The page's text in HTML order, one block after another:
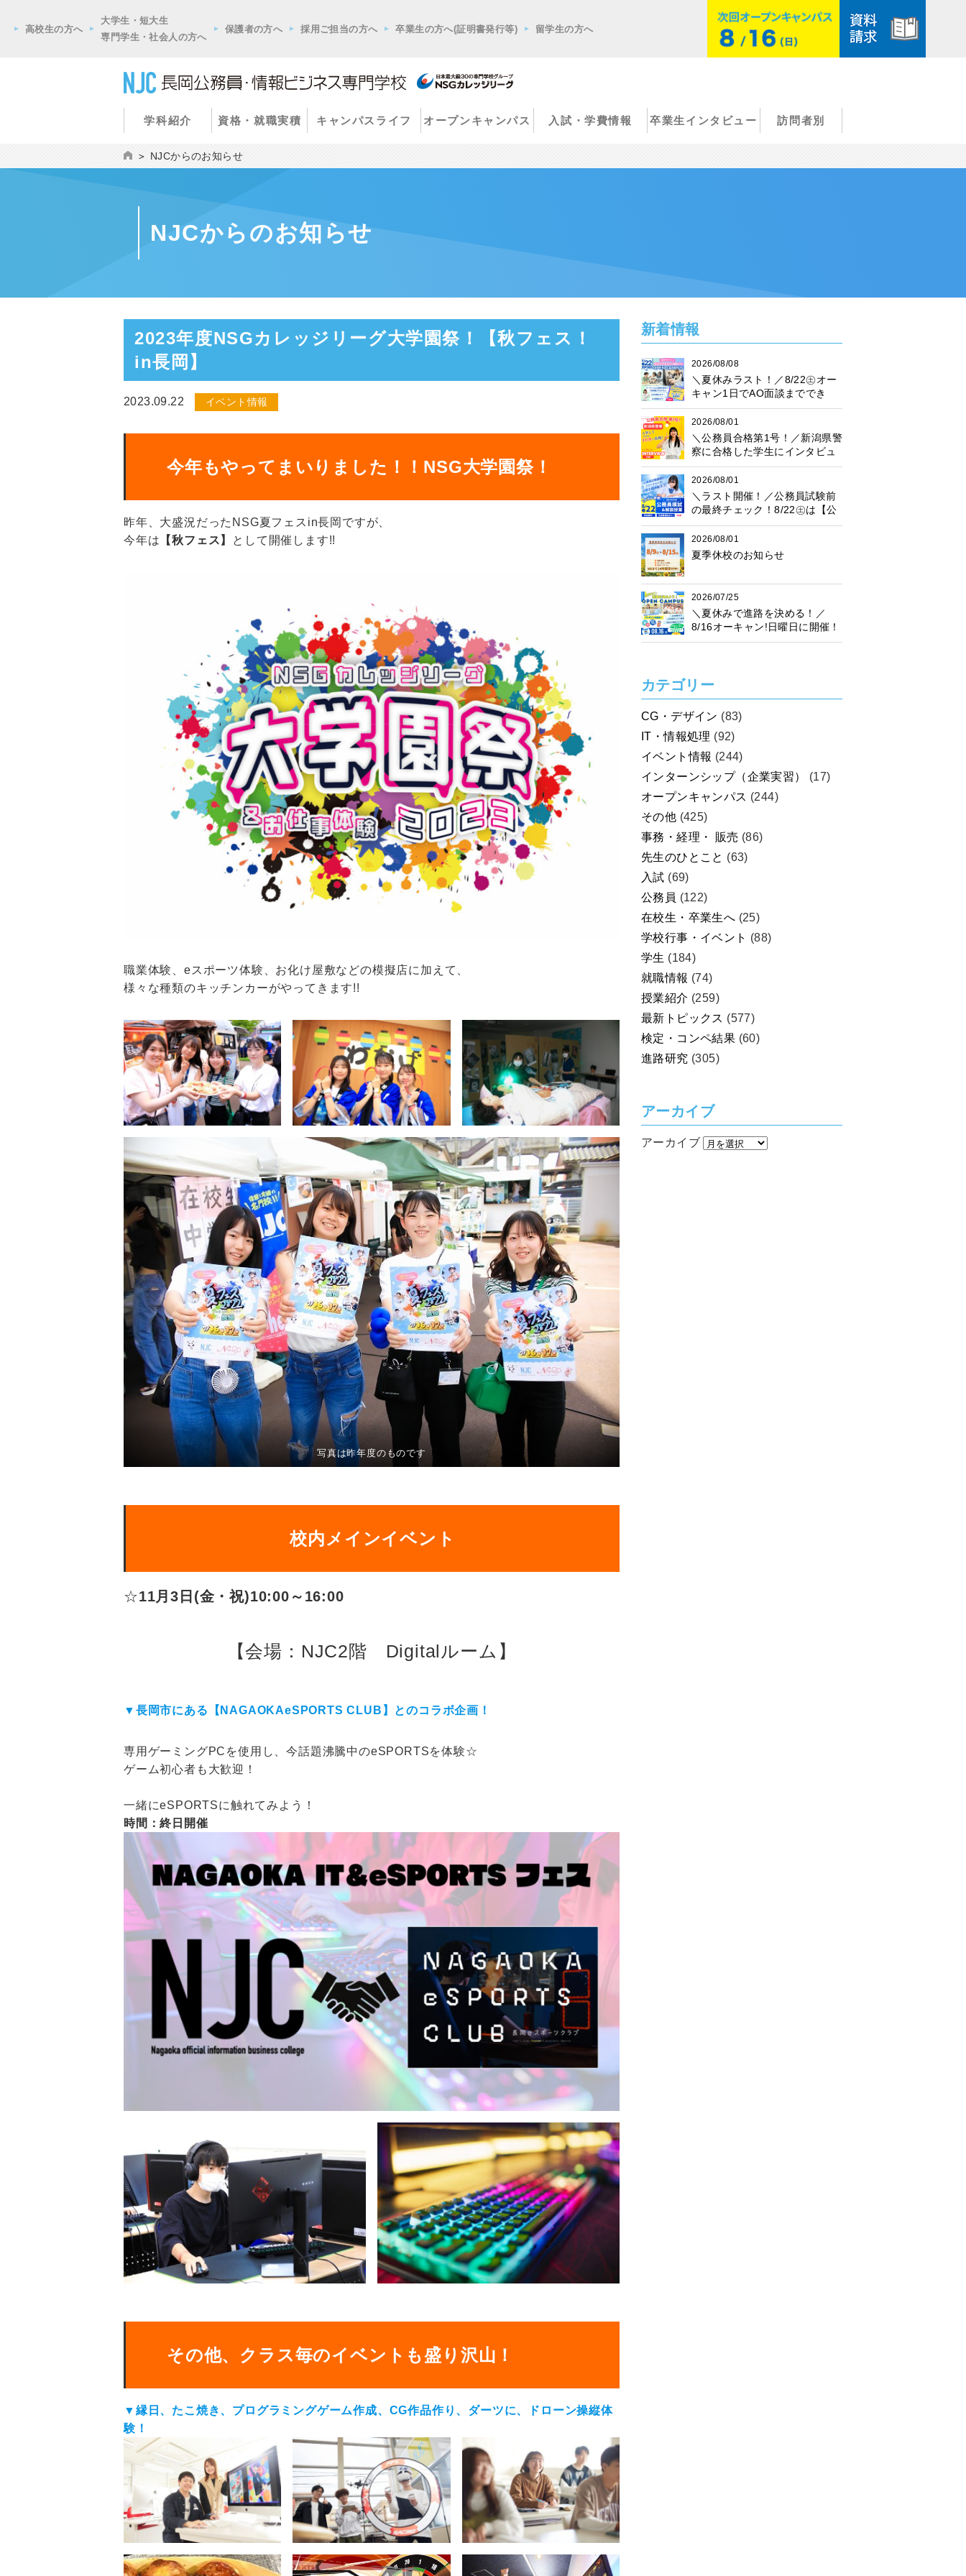
高校生の方へ
大学生・短大生
専門学生・社会人の方へ
保護者の方へ 採用ご担当の方へ 卒業生の方へ(証明書発行等) 留学生の方へ
学科紹介 資格・就職実積 キャンパスライフ オープンキャンパス 入試・学費情報 卒業生インタビュー 訪問者別
NJCからのお知らせ
NJCからのお知らせ
2023年度NSGカレッジリーグ大学園祭！【秋フェス！
in長岡】
2023.09.22 イベント情報
今年もやってまいりました！！NSG大学園祭！
昨年、大盛況だったNSG夏フェスin長岡ですが、
今年は 【秋フェス】 として開催します!!
職業体験、eスポーツ体験、お化け屋敷などの模擬店に加えて、
様々な種類のキッチンカーがやってきます!!
写真は昨年度のものです
校内メインイベント
☆11月3日(金・祝)10:00～16:00
【会場：NJC2階 Digitalルーム】
▼長岡市にある【NAGAOKAeSPORTS CLUB】とのコラボ企画！
専用ゲーミングPCを使用し、今話題沸騰中のeSPORTSを体験☆
ゲーム初心者も大歓迎！
一緒にeSPORTSに触れてみよう！
時間：終日開催
その他、クラス毎のイベントも盛り沢山！
▼縁日、たこ焼き、プログラミングゲーム作成、CG作品作り、ダーツに、ドローン操縦体
験！
新着情報
2026/08/08
＼夏休みラスト！／8/22㊏オー
キャン1日でAO面談まででき
る！
2026/08/01
＼公務員合格第1号！／新潟県警
察に合格した学生にインタビュ
ー！
2026/08/01
＼ラスト開催！／公務員試験前
の最終チェック！8/22㊏は【公
務員模試】に参加しよう♪
2026/08/01
夏季休校のお知らせ
2026/07/25
＼夏休みで進路を決める！／
8/16オーキャン!日曜日に開催！
プレゼント抽選会も♪楽しく進路
カテゴリー
CG・デザイン (83)
IT・情報処理 (92)
イベント情報 (244)
インターンシップ（企業実習）
(17)
オープンキャンパス (244)
その他 (425)
事務・経理・ 販売 (86)
先生のひとこと (63)
入試 (69)
公務員 (122)
在校生・卒業生へ (25)
学校行事・イベント (88)
学生 (184)
就職情報 (74)
授業紹介 (259)
最新トピックス (577)
検定・コンペ結果 (60)
進路研究 (305)
アーカイブ
アーカイブ